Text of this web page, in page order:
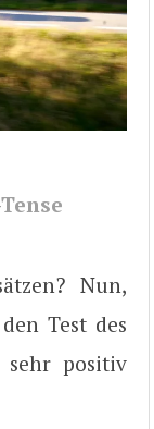
Nun,
Test des
sehr positiv